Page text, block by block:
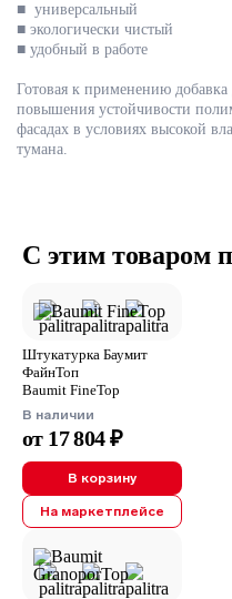
■ универсальный
■ экологически чистый
■ удобный в работе
Готовая к применению добавка
повышения устойчивости
фасадах в условиях высокой
тумана.
С этим товаром
Штукатурка Баумит
ФайнТоп
Baumit FineTop
В наличии
от 17 804 ₽
В корзину
На маркетплейсе